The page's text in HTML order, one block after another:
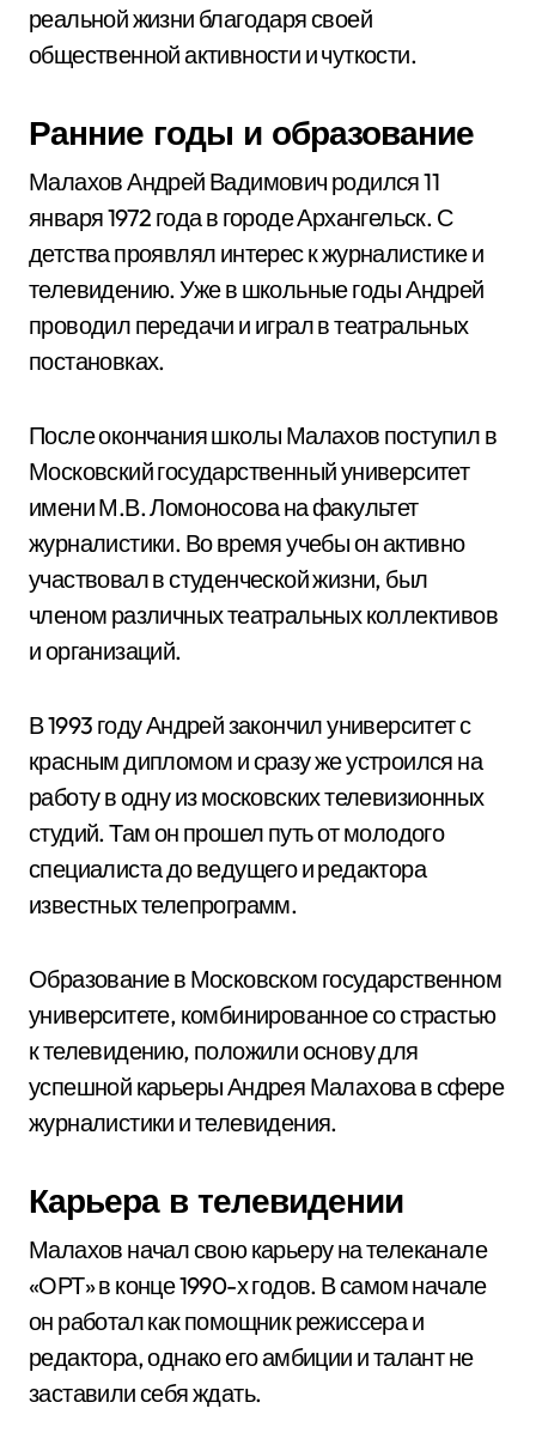
реальной жизни благодаря своей
общественной активности и чуткости.
Ранние годы и образование
Малахов Андрей Вадимович родился 11
января 1972 года в городе Архангельск. С
детства проявлял интерес к журналистике и
телевидению. Уже в школьные годы Андрей
проводил передачи и играл в театральных
постановках.
После окончания школы Малахов поступил в
Московский государственный университет
имени М.В. Ломоносова на факультет
журналистики. Во время учебы он активно
участвовал в студенческой жизни, был
членом различных театральных коллективов
и организаций.
В 1993 году Андрей закончил университет с
красным дипломом и сразу же устроился на
работу в одну из московских телевизионных
студий. Там он прошел путь от молодого
специалиста до ведущего и редактора
известных телепрограмм.
Образование в Московском государственном
университете, комбинированное со страстью
к телевидению, положили основу для
успешной карьеры Андрея Малахова в сфере
журналистики и телевидения.
Карьера в телевидении
Малахов начал свою карьеру на телеканале
«ОРТ» в конце 1990-х годов. В самом начале
он работал как помощник режиссера и
редактора, однако его амбиции и талант не
заставили себя ждать.